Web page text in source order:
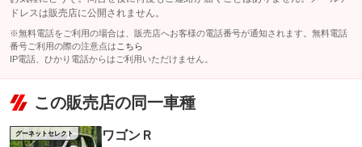
ドレスは販売店に公開されません。
※無料電話をご利用の場合は、販売店へお客様の電話番号が通知されます。無料電話
番号ご利用の際の注意点は こちら
IP電話、ひかり電話からはご利用いただけません。
この販売店の同一車種
グーネットセレクト ワゴンＲ